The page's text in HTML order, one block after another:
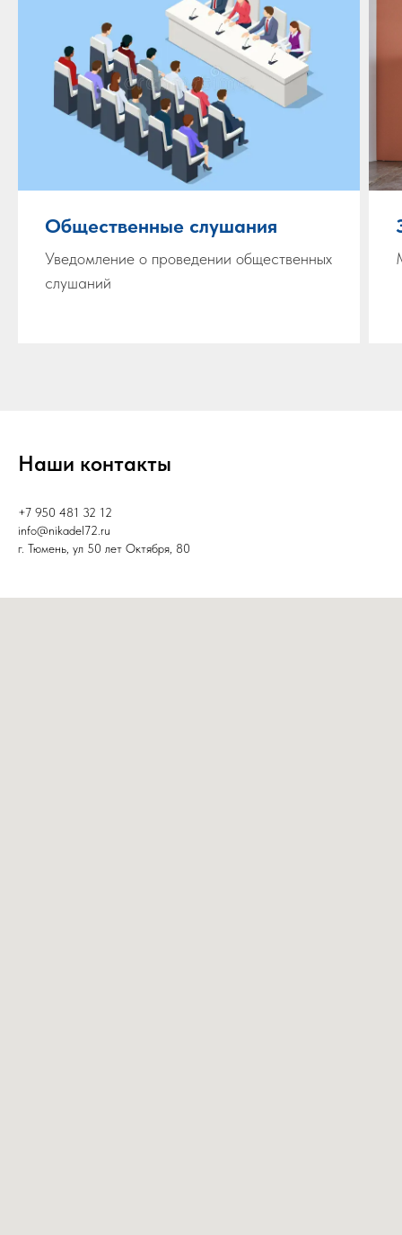
Общественные слушания
Уведомление о проведении общественных
слушаний
Наши контакты
+7 950 481 32 12
info@nikadel72.ru
г. Тюмень, ул 50 лет Октября, 80